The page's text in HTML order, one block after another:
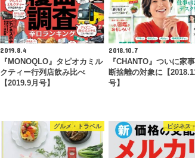
2019.8.4
『MONOQLO』タピオカミル
クティー行列店飲み比べ
【2019.9月号】
2018.10.7
『CHANTO』ついに家
断捨離の対象に【
号】
グルメ・トラベル ビジネス